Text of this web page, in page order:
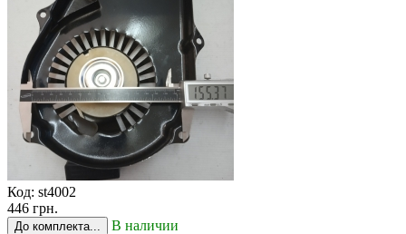
Код: st4002
446 грн.
До комплекта... В наличии